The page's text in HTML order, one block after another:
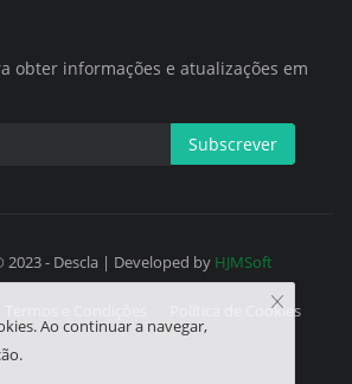
obter informações e atualizações em
Subscrever
- Descla | Developed by HJMSoft
Política de Cookies
Ao continuar a navegar,